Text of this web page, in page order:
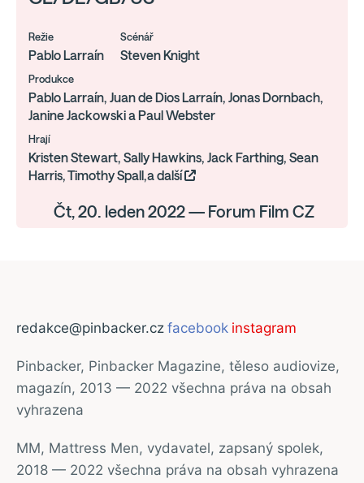
Režie
Pablo Larraín
Scénář
Steven Knight
Produkce
Pablo Larraín, Juan de Dios Larraín, Jonas Dornbach,
Janine Jackowski a Paul Webster
Hrají
Kristen Stewart, Sally Hawkins, Jack Farthing, Sean
Harris, Timothy Spall,a další
Čt, 20. leden 2022 — Forum Film CZ
redakce@pinbacker.cz facebook instagram
Pinbacker, Pinbacker Magazine, těleso audiovize,
magazín, 2013 — 2022 všechna práva na obsah
vyhrazena
MM, Mattress Men, vydavatel, zapsaný spolek,
2018 — 2022 všechna práva na obsah vyhrazena